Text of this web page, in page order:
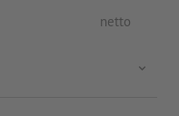
netto